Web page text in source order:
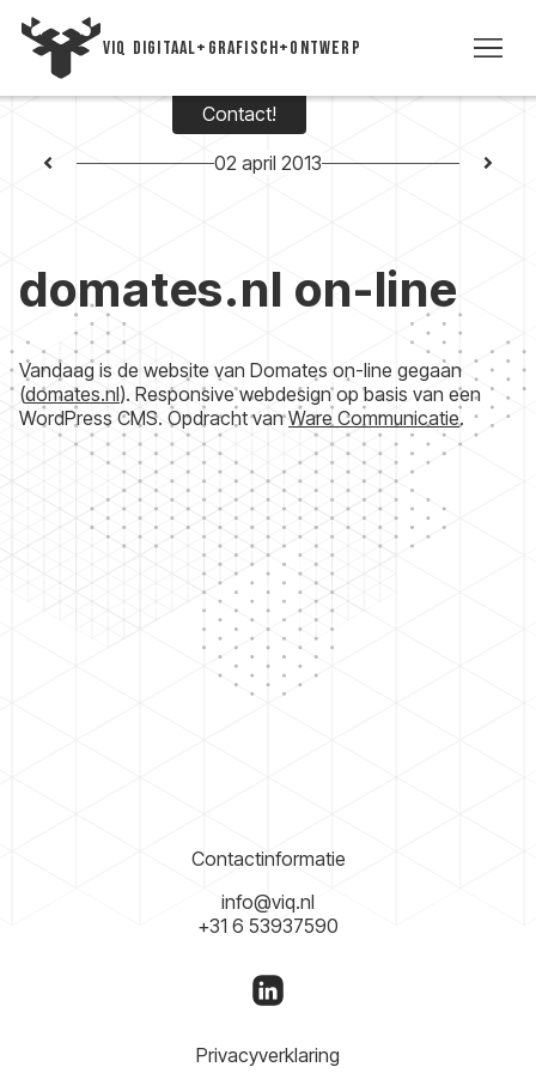
Contact!
02 april 2013
domates.nl on-line
Vandaag is de website van Domates on-line gegaan
(domates.nl). Responsive webdesign op basis van een
WordPress CMS. Opdracht vanWare Communicatie.
Contactinformatie
info@viq.nl
+31 6 53937590
Privacyverklaring
VIQ DIGITAAL+GRAFISCH+ONTWERP